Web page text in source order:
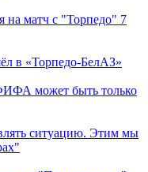
на матч с "Торпедо" 7
в «Торпедо-БелАЗ»
может быть только
ситуацию. Этим мы